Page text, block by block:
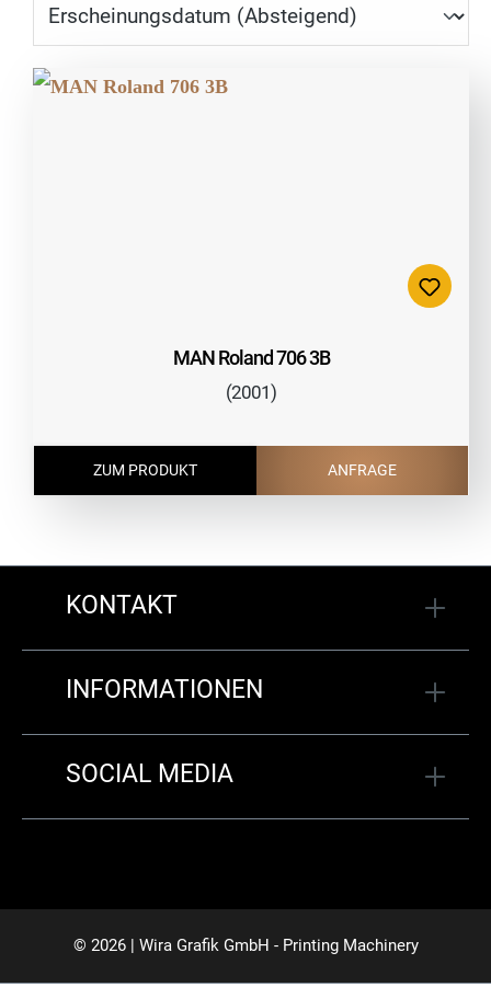
MAN Roland 706 3B
(2001)
ZUM PRODUKT ANFRAGE
KONTAKT
INFORMATIONEN
SOCIAL MEDIA
© 2026 | Wira Grafik GmbH - Printing Machinery